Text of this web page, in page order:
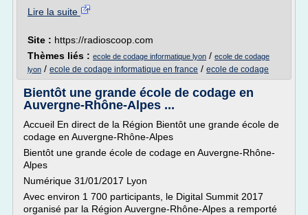
Lire la suite
Site : https://radioscoop.com
Thèmes liés : ecole de codage informatique lyon / ecole de codage
lyon / ecole de codage informatique en france / ecole de codage
Bientôt une grande école de codage en
Auvergne-Rhône-Alpes ...
Accueil En direct de la Région Bientôt une grande école de
codage en Auvergne-Rhône-Alpes
Bientôt une grande école de codage en Auvergne-Rhône-
Alpes
Numérique 31/01/2017 Lyon
Avec environ 1 700 participants, le Digital Summit 2017
organisé par la Région Auvergne-Rhône-Alpes a remporté